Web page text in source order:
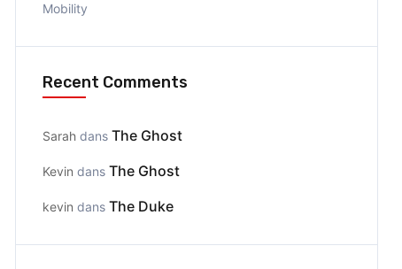
Mobility
Recent Comments
Sarah dans The Ghost
Kevin dans The Ghost
kevin dans The Duke